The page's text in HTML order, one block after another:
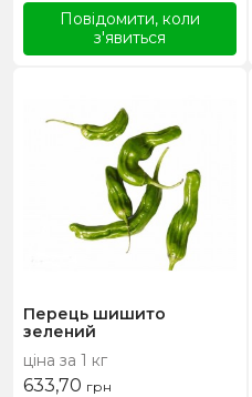
Повідомити, коли
з'явиться
Перець шишито
зелений
ціна за 1 кг
633,70 грн